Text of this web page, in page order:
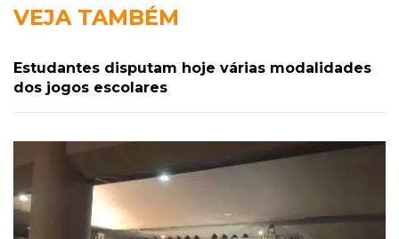
VEJA TAMBÉM
Estudantes disputam hoje várias modalidades
dos jogos escolares